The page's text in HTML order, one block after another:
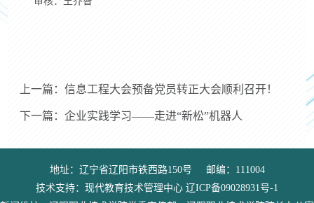
上一篇：信息工程大会预备党员转正大会顺利召开！
下一篇：企业实践学习——走进“新松”机器人
地址：辽宁省辽阳市铁西路150号 邮编：111004
技术支持：现代教育技术管理中心 辽ICP备09028931号-1